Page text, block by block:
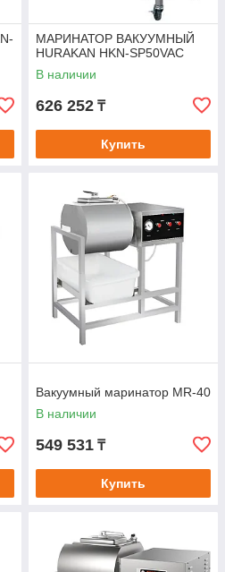
МАРИНАТОР ВАКУУМНЫЙ
HURAKAN HKN-SP50VAC
В наличии
626 252 ₸
Купить
Вакуумный маринатор MR-40
В наличии
549 531 ₸
Купить